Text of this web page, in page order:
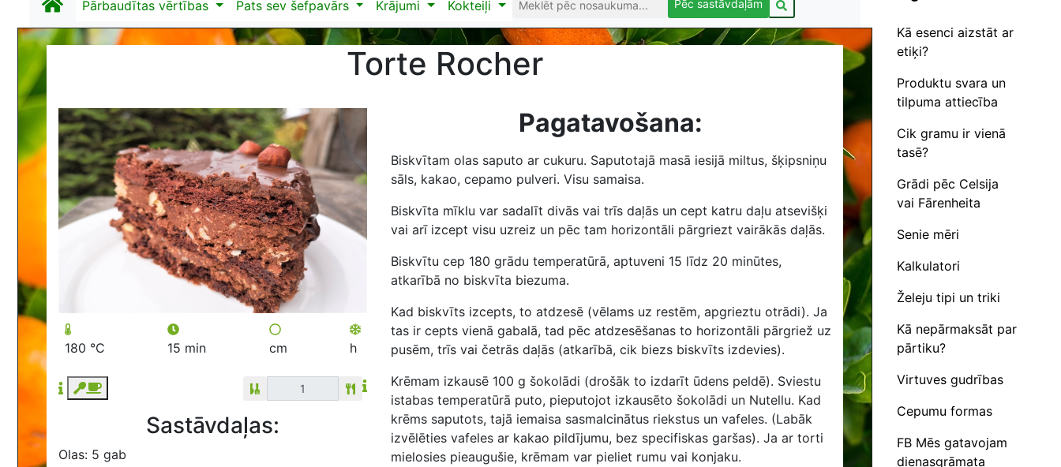
Pārbaudītas vērtības Pats sev šefpavārs Krājumi Kokteiļi Pēc sastāvdaļām
Torte Rocher
180 °C 15 min cm h
Sastāvdaļas:
Olas: 5 gab
Pagatavošana:
Biskvītam olas saputo ar cukuru. Saputotajā masā iesijā miltus, šķipsniņu
sāls, kakao, cepamo pulveri. Visu samaisa.
Biskvīta mīklu var sadalīt divās vai trīs daļās un cept katru daļu atsevišķi
vai arī izcept visu uzreiz un pēc tam horizontāli pārgriezt vairākās daļās.
Biskvītu cep 180 grādu temperatūrā, aptuveni 15 līdz 20 minūtes,
atkarībā no biskvīta biezuma.
Kad biskvīts izcepts, to atdzesē (vēlams uz restēm, apgrieztu otrādi). Ja
tas ir cepts vienā gabalā, tad pēc atdzesēšanas to horizontāli pārgriež uz
pusēm, trīs vai četrās daļās (atkarībā, cik biezs biskvīts izdevies).
Krēmam izkausē 100 g šokolādi (drošāk to izdarīt ūdens peldē). Sviestu
istabas temperatūrā puto, pieputojot izkausēto šokolādi un Nutellu. Kad
krēms saputots, tajā iemaisa sasmalcinātus riekstus un vafeles. (Labāk
izvēlēties vafeles ar kakao pildījumu, bez specifiskas garšas). Ja ar torti
mielosies pieaugušie, krēmam var pieliet rumu vai konjaku.
Kā esenci aizstāt ar
etiķi?
Produktu svara un
tilpuma attiecība
Cik gramu ir vienā
tasē?
Grādi pēc Celsija
vai Fārenheita
Senie mēri
Kalkulatori
Želeju tipi un triki
Kā nepārmaksāt par
pārtiku?
Virtuves gudrības
Cepumu formas
FB Mēs gatavojam
dienasgrāmata